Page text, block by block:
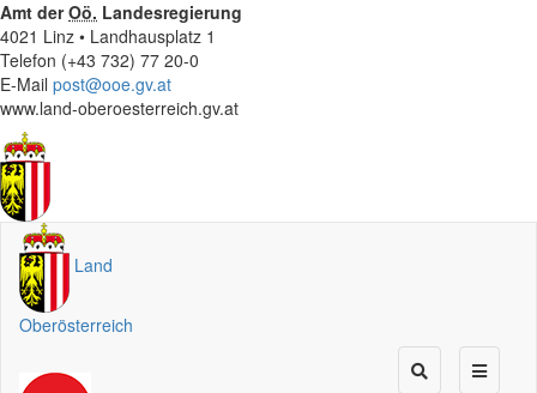
Amt derOö. Landesregierung
4021 Linz • Landhausplatz 1
Telefon (+43 732) 77 20-0
E-Mail post@ooe.gv.at
www.land-oberoesterreich.gv.at
Land
Oberösterreich